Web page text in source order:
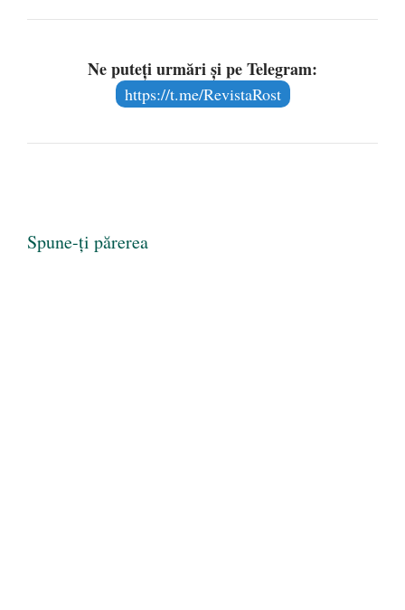
Ne puteți urmări și pe Telegram:
https://t.me/RevistaRost
Spune-ți părerea